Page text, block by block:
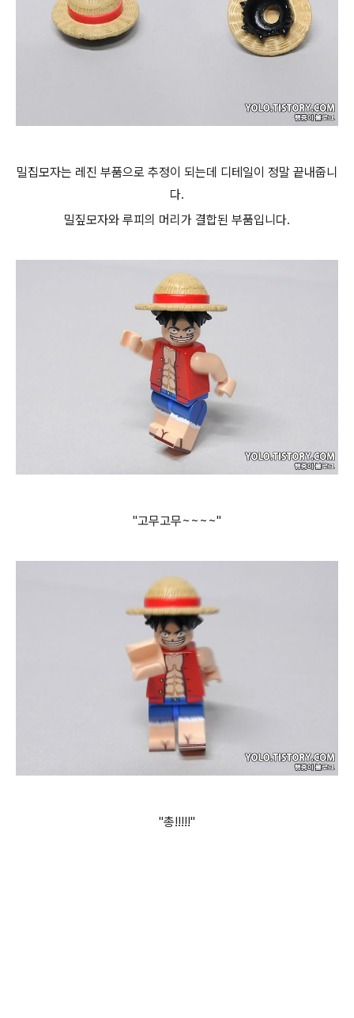
밀집모자는 레진 부품으로 추정이 되는데 디테일이 정말 끝내줍니
다.
밀짚모자와 루피의 머리가 결합된 부품입니다.
"고무고무~~~~"
"총!!!!!"